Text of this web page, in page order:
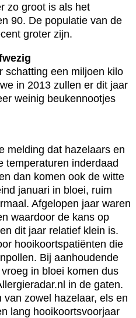
zo groot is als het
90. De populatie van de
groter zijn.
schatting een miljoen kilo
in 2013 zullen er dit jaar
weinig beukennootjes
melding dat hazelaars en
temperaturen inderdaad
dan komen ook de witte
januari in bloei, ruim
Afgelopen jaar waren
waardoor de kans op
dit jaar relatief klein is.
hooikoortspatiënten die
Bij aanhoudende
in bloei komen dus
in de gaten.
zowel hazelaar, els en
lang hooikoortsvoorjaar